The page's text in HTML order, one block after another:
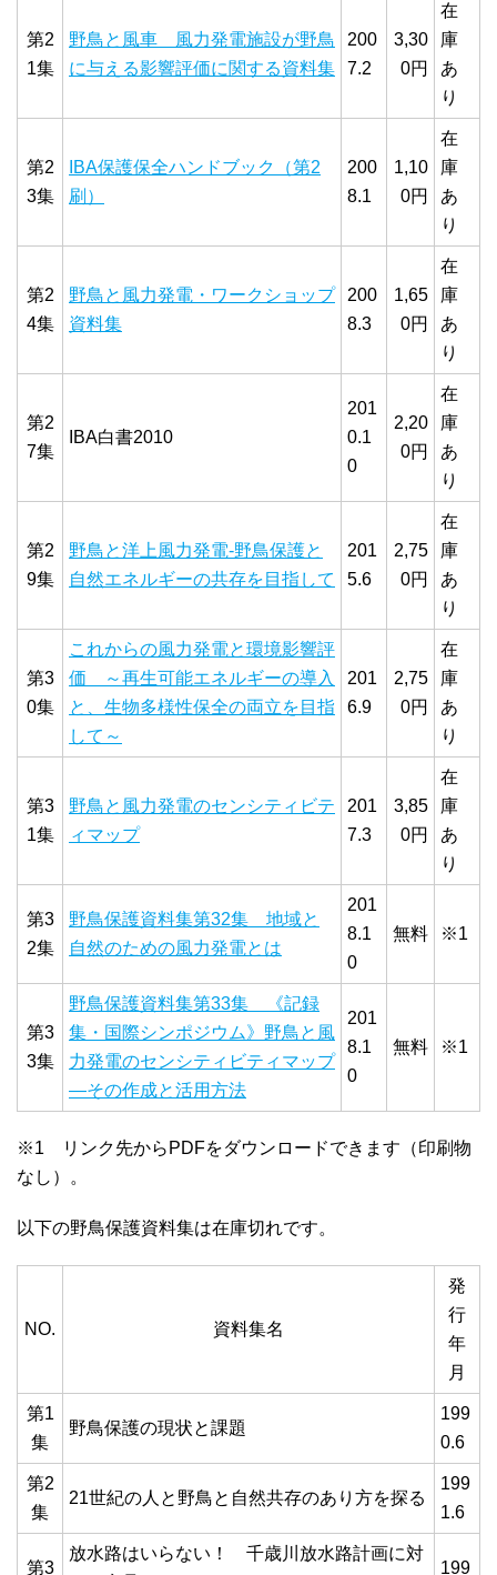
第2
1集
野鳥と風車 風力発電施設が野鳥
に与える影響評価に関する資料集
200
7.2
3,30
0円
在
庫
あ
り
第2
3集
IBA保護保全ハンドブック（第2
刷）
200
8.1
1,10
0円
在
庫
あ
り
第2
4集
野鳥と風力発電・ワークショップ
資料集
200
8.3
1,65
0円
在
庫
あ
り
第2
7集
IBA白書2010
201
0.1
0
2,20
0円
在
庫
あ
り
第2
9集
野鳥と洋上風力発電‐野鳥保護と
自然エネルギーの共存を目指して
201
5.6
2,75
0円
在
庫
あ
り
第3
0集
これからの風力発電と環境影響評
価 ～再生可能エネルギーの導入
と、生物多様性保全の両立を目指
して～
201
6.9
2,75
0円
在
庫
あ
り
第3
1集
野鳥と風力発電のセンシティビテ
ィマップ
201
7.3
3,85
0円
在
庫
あ
り
第3
2集
野鳥保護資料集第32集 地域と
自然のための風力発電とは
201
8.1
0
無料 ※1
第3
3集
野鳥保護資料集第33集 《記録
集・国際シンポジウム》野鳥と風
力発電のセンシティビティマップ
―その作成と活用方法
201
8.1
0
無料 ※1
※1 リンク先からPDFをダウンロードできます（印刷物
なし）。
以下の野鳥保護資料集は在庫切れです。
NO. 資料集名
発
行
年
月
第1
集
野鳥保護の現状と課題
199
0.6
第2
集
21世紀の人と野鳥と自然共存のあり方を探る
199
1.6
第3
放水路はいらない！ 千歳川放水路計画に対
199